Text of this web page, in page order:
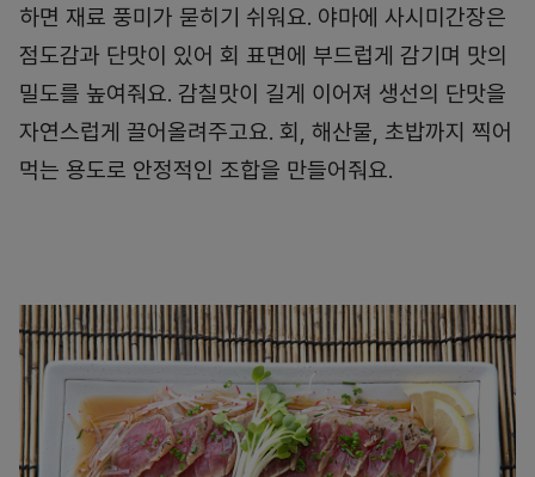
하면 재료 풍미가 묻히기 쉬워요. 야마에 사시미간장은
점도감과 단맛이 있어 회 표면에 부드럽게 감기며 맛의
밀도를 높여줘요. 감칠맛이 길게 이어져 생선의 단맛을
자연스럽게 끌어올려주고요. 회, 해산물, 초밥까지 찍어
먹는 용도로 안정적인 조합을 만들어줘요.